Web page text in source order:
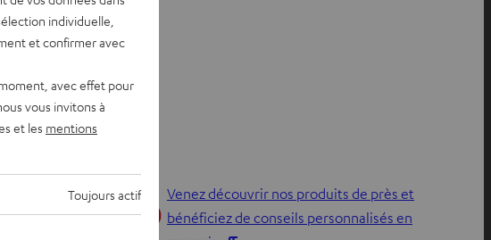
prendre
douche
faire du bien
Venez découvrir nos produits de près et
bénéficiez de conseils personnalisés en
individuelle,
et confirmer avec
avec effet pour
vous invitons à
et les mentions
Toujours actif